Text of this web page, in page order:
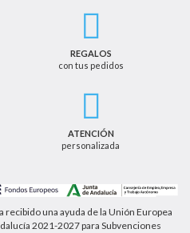
personales se basará
así como los derechos
a través de la dirección
así
medios detallados en la
sobre nuestra política de
en la dirección web
REGALOS
con tus pedidos
ATENCIÓN
personalizada
recibido una ayuda de la Unión Europea
2021-2027 para Subvenciones